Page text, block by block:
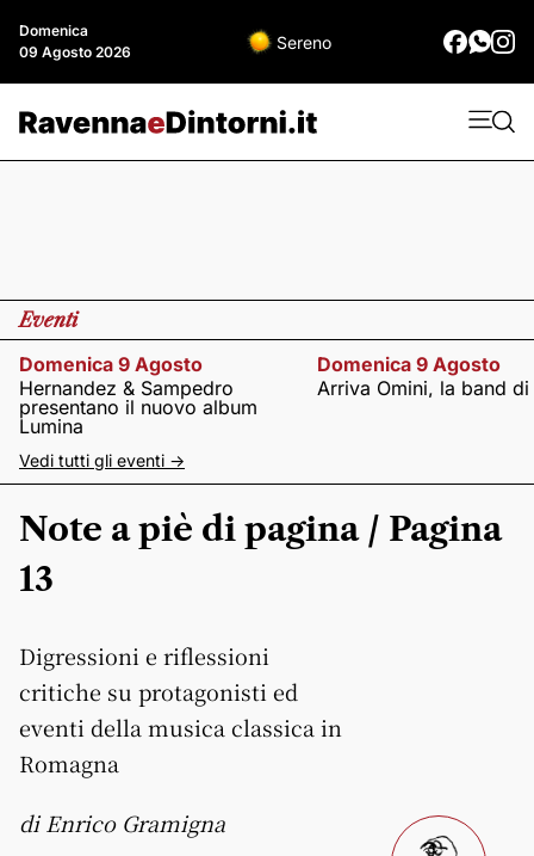
Domenica
09 Agosto 2026
Sereno
Eventi
Domenica 9 Agosto
Hernandez & Sampedro
presentano il nuovo album
Lumina
Domenica 9 Agosto
Arriva Omini, la band
Vedi tutti gli eventi ->
Note a piè di pagina / Pagina
13
Digressioni e riflessioni
critiche su protagonisti ed
eventi della musica classica in
Romagna
di Enrico Gramigna